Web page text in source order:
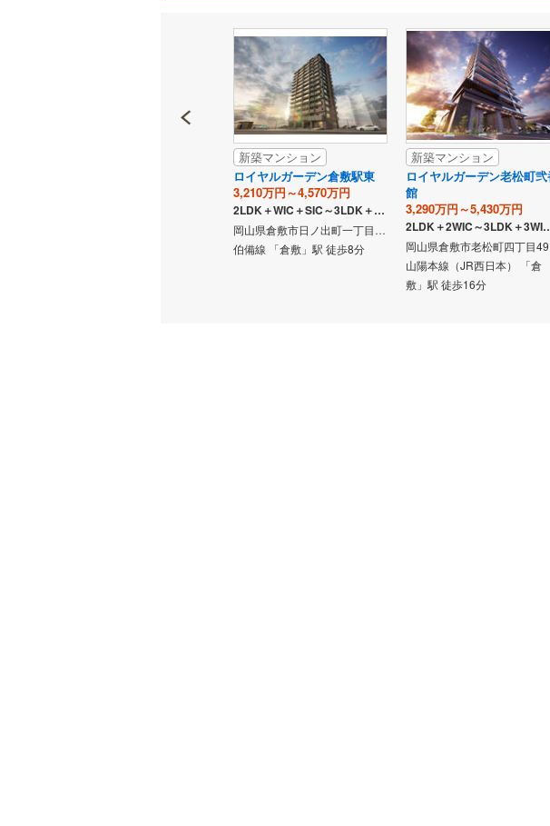
新築マンション
ロイヤルガーデン倉敷駅東
3,210万円～4,570万円
2LDK＋WIC＋SIC～3LDK＋2WIC＋SIC
岡山県倉敷市日ノ出町一丁目552番1（地番）
伯備線 「倉敷」駅 徒歩8分
新築マンション
ロイヤルガーデン老松町
館
3,290万円～5,430万円
2LDK＋2WIC
山陽本線（JR西日本） 「倉
敷」駅 徒歩16分
独立型キッチン（0）
浴室
浴室乾燥機あり（0）
バルコニー、庭
ルーフバルコニー（0）
収納
ウォークインクローゼット